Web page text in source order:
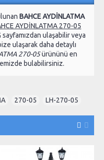
BAHCE AYDİNLATMA
AYDİNLATMA 270-05
ulaşabilir veya
ulaşarak daha detaylı
270-05ürününü en
bulabilirsiniz.
270-05 LH-270-05